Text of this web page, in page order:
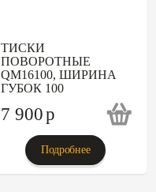
ТИСКИ
ПОВОРОТНЫЕ
QM16100, ШИРИНА
ГУБОК 100
7 900p
Подробнее